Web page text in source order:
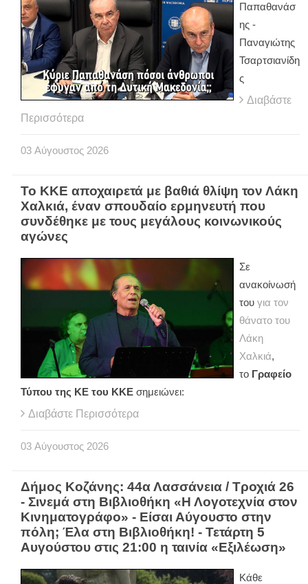
Παπαθανάσ
ης -
Παναγιώτης
Τσαρτσιανίδη
ς
Διαβάστε
Περισσότερα
03 Αύγουστος 2026
Το ΚΚΕ αποχαιρετά με βαθιά θλίψη τον Λάκη
Χαλκιά, έναν σπουδαίο ερμηνευτή που
συνδέθηκε με τους μεγάλους κοινωνικούς
αγώνες
Σε
ανακοίνωσή
του για τον
θάνατο του
Λάκη
Χαλκιά,
το Γραφείο
Τύπου της ΚΕ του ΚΚΕ σημειώνει:
Διαβάστε Περισσότερα
03 Αύγουστος 2026
Δήμος Κοζάνης: 44α Λασσάνεια / Τροχιά 26
- Σινεμά στη Βιβλιοθήκη «Η Λογοτεχνία στον
Κινηματογράφο» - Είσαι Αύγουστο στην
πόλη; Έλα στη Βιβλιοθήκη! - Τετάρτη 5
Αυγούστου στις 21:00 η ταινία «Εξιλέωση»
Κάθε